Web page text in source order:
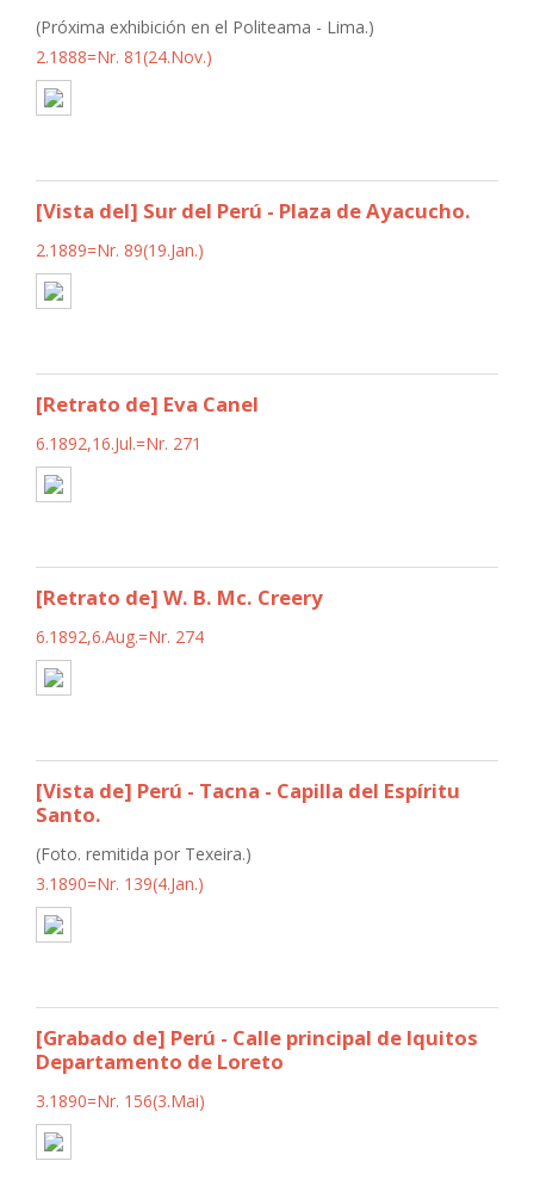
(Próxima exhibición en el Politeama - Lima.)
2.1888=Nr. 81(24.Nov.)
[Vista del] Sur del Perú - Plaza de Ayacucho.
2.1889=Nr. 89(19.Jan.)
[Retrato de] Eva Canel
6.1892,16.Jul.=Nr. 271
[Retrato de] W. B. Mc. Creery
6.1892,6.Aug.=Nr. 274
[Vista de] Perú - Tacna - Capilla del Espíritu
Santo.
(Foto. remitida por Texeira.)
3.1890=Nr. 139(4.Jan.)
[Grabado de] Perú - Calle principal de Iquitos
Departamento de Loreto
3.1890=Nr. 156(3.Mai)